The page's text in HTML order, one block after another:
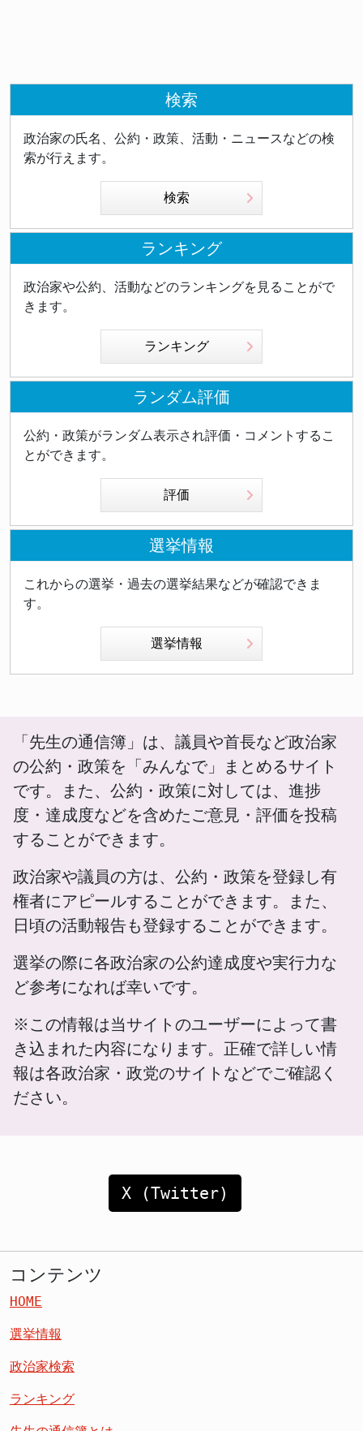
検索
政治家の氏名、公約・政策、活動・ニュースなどの検
索が行えます。
検索
ランキング
政治家や公約、活動などのランキングを見ることがで
きます。
ランキング
ランダム評価
公約・政策がランダム表示され評価・コメントするこ
とができます。
評価
選挙情報
これからの選挙・過去の選挙結果などが確認できま
す。
選挙情報
「先生の通信簿」は、議員や首長など政治家
の公約・政策を「みんなで」まとめるサイト
です。また、公約・政策に対しては、進捗
度・達成度などを含めたご意見・評価を投稿
することができます。
政治家や議員の方は、公約・政策を登録し有
権者にアピールすることができます。また、
日頃の活動報告も登録することができます。
選挙の際に各政治家の公約達成度や実行力な
ど参考になれば幸いです。
※この情報は当サイトのユーザーによって書
き込まれた内容になります。正確で詳しい情
報は各政治家・政党のサイトなどでご確認く
ださい。
X (Twitter)
コンテンツ
HOME
選挙情報
政治家検索
ランキング